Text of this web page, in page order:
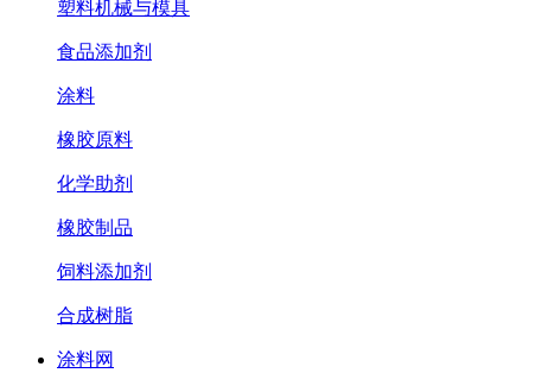
塑料机械与模具
食品添加剂
涂料
橡胶原料
化学助剂
橡胶制品
饲料添加剂
合成树脂
涂料网